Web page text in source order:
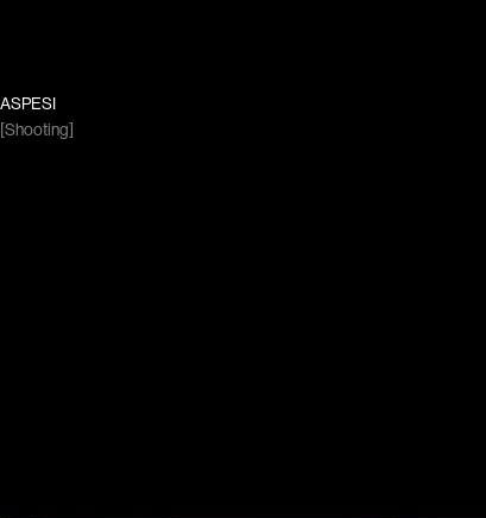
ASPESI
[Shooting]